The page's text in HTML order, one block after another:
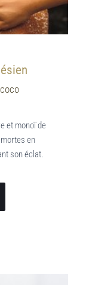
et monoï de
en
son éclat.